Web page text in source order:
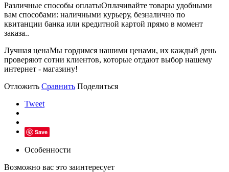
Различные способы оплатыОплачивайте товары удобными
вам способами: наличными курьеру, безналично по
квитанции банка или кредитной картой прямо в момент
заказа..
Лучшая ценаМы гордимся нашими ценами, их каждый день
проверяют сотни клиентов, которые отдают выбор нашему
интернет - магазину!
Отложить Сравнить Поделиться
Tweet
Save
Особенности
Возможно вас это заинтересует